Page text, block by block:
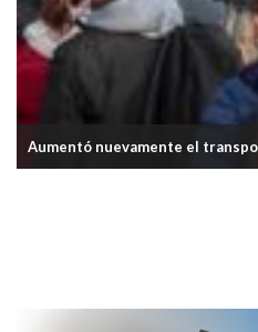
Aumentó nuevamente el transporte